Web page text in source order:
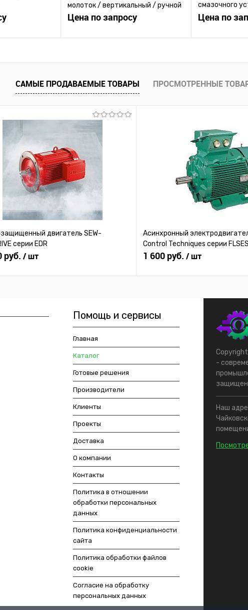
/
К сравнению
Под заказ
молоток / вертикальный / ручной
Цена по запросу
Купить в 1 клик
К сравнению
В избранное
смазочного
картриджем /
Цена по
Купить в 1
САМЫЕ ПРОДАВАЕМЫЕ ТОВАРЫ ПРОСМОТРЕННЫЕ
двигатель SEW-
серии EDR
руб. / шт
Асинхронный
Control Techniques серии FLSES
1 600 руб. / шт
Помощь и сервисы
Главная
Каталог
Готовые решения
Производители
Клиенты
Проекты
Доставка
О компании
Контакты
Политика в отношении
обработки персональных
данных
Политика конфиденциальности
сайта
Политика обработки файлов
cookie
Согласие на обработку
персональных данных
-
Наш